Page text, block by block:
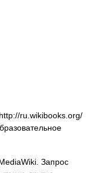
ru.wikibooks.org/
Запрос